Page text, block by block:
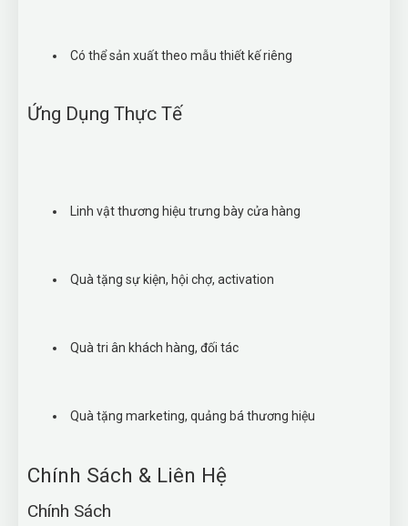
Có thể sản xuất theo mẫu thiết kế riêng
Ứng Dụng Thực Tế
Linh vật thương hiệu trưng bày cửa hàng
Quà tặng sự kiện, hội chợ, activation
Quà tri ân khách hàng, đối tác
Quà tặng marketing, quảng bá thương hiệu
Chính Sách & Liên Hệ
Chính Sách